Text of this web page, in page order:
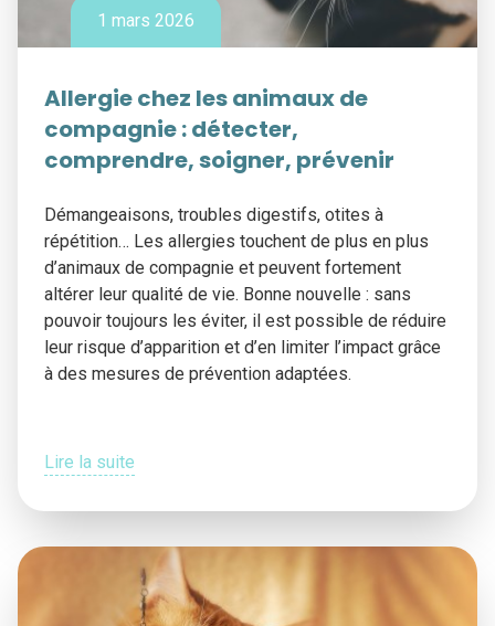
1 mars 2026
Allergie chez les animaux de
compagnie : détecter,
comprendre, soigner, prévenir
Démangeaisons, troubles digestifs, otites à
répétition… Les allergies touchent de plus en plus
d’animaux de compagnie et peuvent fortement
altérer leur qualité de vie. Bonne nouvelle : sans
pouvoir toujours les éviter, il est possible de réduire
leur risque d’apparition et d’en limiter l’impact grâce
à des mesures de prévention adaptées.
Lire la suite